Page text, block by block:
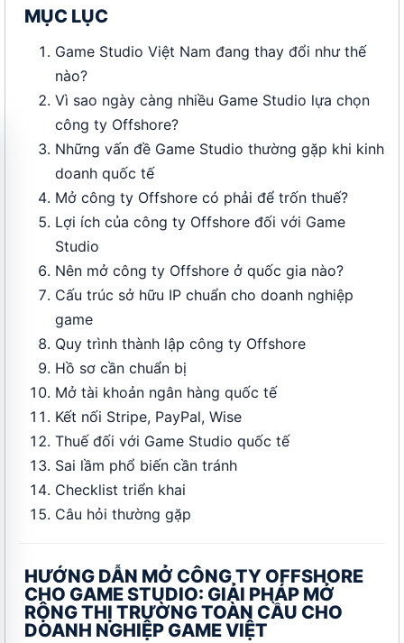
MỤC LỤC
Game Studio Việt Nam đang thay đổi như thế
nào?
Vì sao ngày càng nhiều Game Studio lựa chọn
công ty Offshore?
Những vấn đề Game Studio thường gặp khi kinh
doanh quốc tế
Mở công ty Offshore có phải để trốn thuế?
Lợi ích của công ty Offshore đối với Game
Studio
Nên mở công ty Offshore ở quốc gia nào?
Cấu trúc sở hữu IP chuẩn cho doanh nghiệp
game
Quy trình thành lập công ty Offshore
Hồ sơ cần chuẩn bị
Mở tài khoản ngân hàng quốc tế
Kết nối Stripe, PayPal, Wise
Thuế đối với Game Studio quốc tế
Sai lầm phổ biến cần tránh
Checklist triển khai
Câu hỏi thường gặp
HƯỚNG DẪN MỞ CÔNG TY OFFSHORE
CHO GAME STUDIO: GIẢI PHÁP MỞ
RỘNG THỊ TRƯỜNG TOÀN CẦU CHO
DOANH NGHIỆP GAME VIỆT